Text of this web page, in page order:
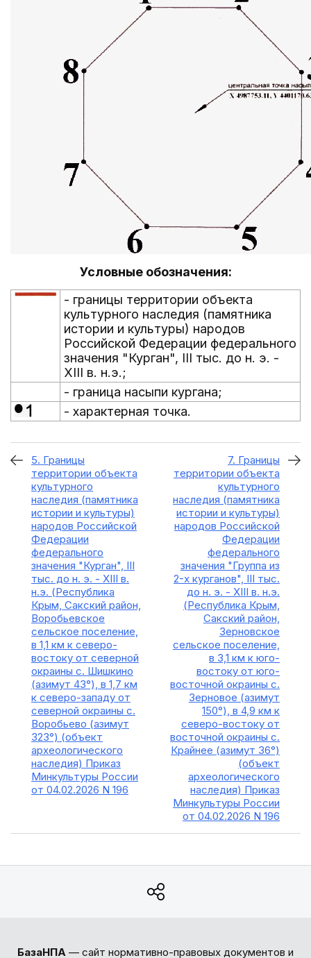
Условные обозначения:
- границы территории объекта
культурного наследия (памятника
истории и культуры) народов
Российской Федерации федерального
значения "Курган", III тыс. до н. э. -
XIII в. н.э.;
- граница насыпи кургана;
- характерная точка.
5. Границы
территории объекта
культурного
наследия (памятника
истории и культуры)
народов Российской
Федерации
федерального
значения "Курган", III
тыс. до н. э. - XIII в.
н.э. (Республика
Крым, Сакский район,
Воробьевское
сельское поселение,
в 1,1 км к северо-
востоку от северной
окраины с. Шишкино
(азимут 43°), в 1,7 км
к северо-западу от
северной окраины с.
Воробьево (азимут
323°) (объект
археологического
наследия) Приказ
Минкультуры России
от 04.02.2026 N 196
7. Границы
территории объекта
культурного
наследия (памятника
истории и культуры)
народов Российской
Федерации
федерального
значения "Группа из
2-х курганов", III тыс.
до н. э. - XIII в. н.э.
(Республика Крым,
Сакский район,
Зерновское
сельское поселение,
в 3,1 км к юго-
востоку от юго-
восточной окраины с.
Зерновое (азимут
150°), в 4,9 км к
северо-востоку от
восточной окраины с.
Крайнее (азимут 36°)
(объект
археологического
наследия) Приказ
Минкультуры России
от 04.02.2026 N 196
БазаНПА — сайт нормативно-правовых документов и